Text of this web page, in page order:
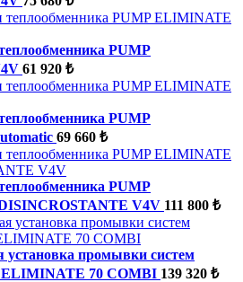
PUMP
61 920 ₺
PUMP
69 660 ₺
PUMP
V4V 111 800 ₺
установка промывки систем
ELIMINATE 70 COMBI 139 320 ₺